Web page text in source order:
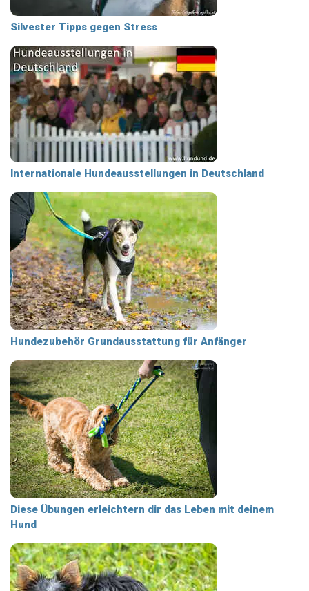
Silvester Tipps gegen Stress
Internationale Hundeausstellungen in Deutschland
Hundezubehör Grundausstattung für Anfänger
Diese Übungen erleichtern dir das Leben mit deinem
Hund